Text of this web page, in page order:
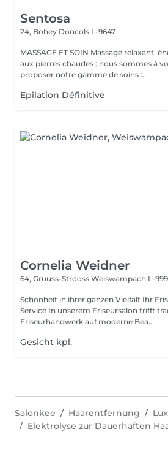
Sentosa
24, Bohey Doncols L-9647
MASSAGE ET SOIN Massage relaxant, énergisant, destress et
aux pierres chaudes : nous sommes à
proposer notre gamme de soins :...
Epilation Définitive
Cornelia Weidner
64, Gruuss-Strooss Weiswampach L-
Schönheit in ihrer ganzen Vielfalt Ihr Friseursalon mit Rundum-
Service In unserem Friseursalon trifft traditionelles
Friseurhandwerk auf moderne Bea...
Gesicht kpl.
Salonkee Haarentfernung
Elektrolyse zur Dauerhaften